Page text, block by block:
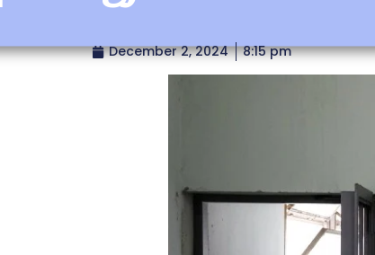
December 2, 2024 8:15 pm